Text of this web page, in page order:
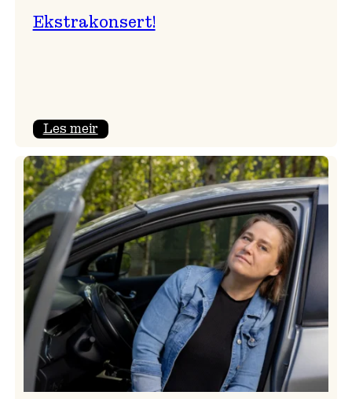
Ekstrakonsert!
Les meir: